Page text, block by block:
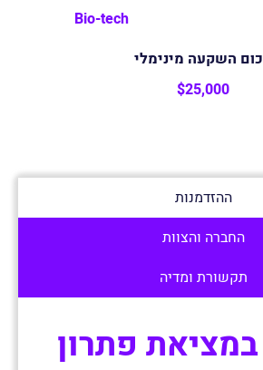
Bio-tech
השקעה מינימלי
$25,000
ההזדמנות
החברה והצוות
תקשורת ומדיה
פתרון